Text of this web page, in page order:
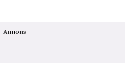
Annons